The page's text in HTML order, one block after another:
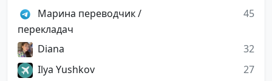
Марина переводчик /
перекладач
45
Diana
32
Ilya Yushkov
27